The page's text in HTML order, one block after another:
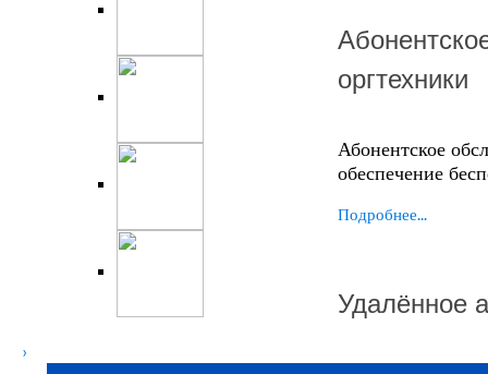
оргтехники
Абонентское
обеспечение
Подробнее...
Удалённое
›